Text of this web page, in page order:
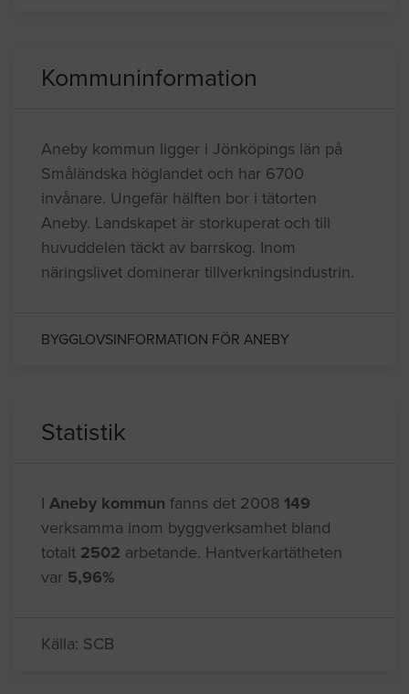
Kommuninformation
Aneby kommun ligger i Jönköpings län på
Småländska höglandet och har 6700
invånare. Ungefär hälften bor i tätorten
Aneby. Landskapet är storkuperat och till
huvuddelen täckt av barrskog. Inom
näringslivet dominerar tillverkningsindustrin.
BYGGLOVSINFORMATION FÖR ANEBY
Statistik
I Aneby kommun fanns det 2008 149
verksamma inom byggverksamhet bland
totalt 2502 arbetande. Hantverkartätheten
var 5,96%
Källa: SCB